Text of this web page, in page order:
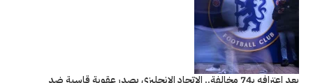
بعد اعترافه بـ74 مخالفة.. الاتحاد الإنجليزي يصدر عقوبة قاسية ضد